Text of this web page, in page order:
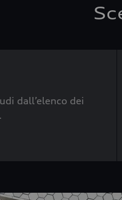
dall’elenco dei